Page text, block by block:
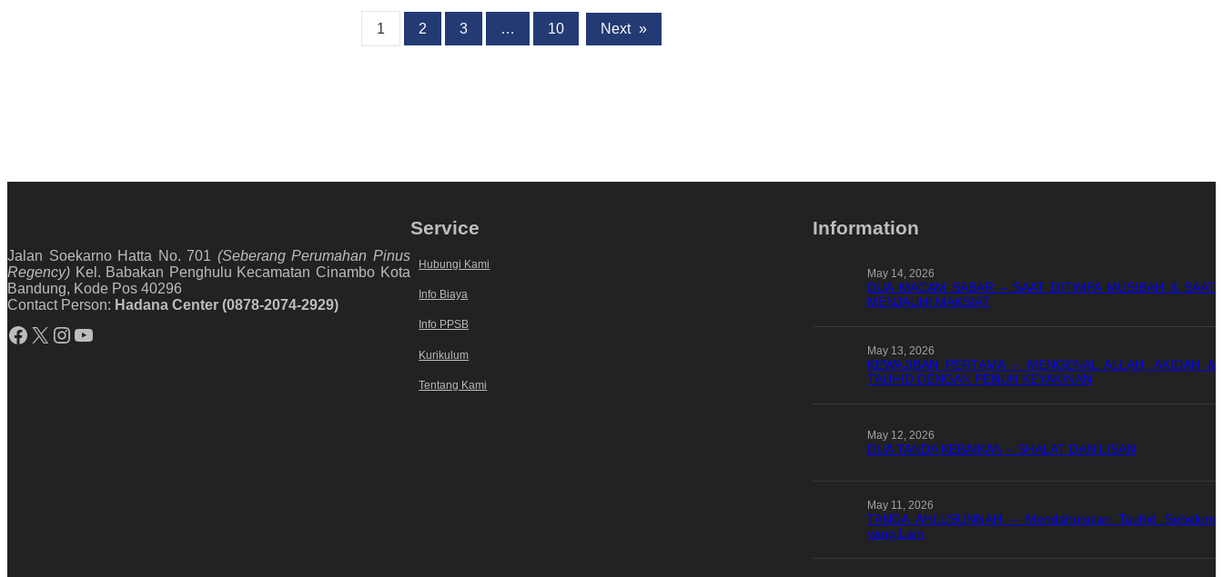
1 2 3 … 10 Next »
Jalan Soekarno Hatta No. 701 (Seberang Perumahan Pinus
Regency) Kel. Babakan Penghulu Kecamatan Cinambo Kota
Bandung, Kode Pos 40296
Contact Person: Hadana Center (0878-2074-2929)
Facebook X Instagram YouTube
Service
Hubungi Kami
Info Biaya
Info PPSB
Kurikulum
Tentang Kami
Information
May 14, 2026
DUA MACAM SABAR – SAAT DITIMPA MUSIBAH & SAAT
MENJAUHI MAKSIAT
May 13, 2026
KEWAJIBAN PERTAMA – MENGENAL ALLAH, AKIDAH &
TAUHID DENGAN PENUH KEYAKINAN
May 12, 2026
DUA TANDA KEBAIKAN – SHALAT DAN LISAN
May 11, 2026
TANDA AHLUSUNNAH – Mendahulukan Tauhid Sebelum
yang Lain